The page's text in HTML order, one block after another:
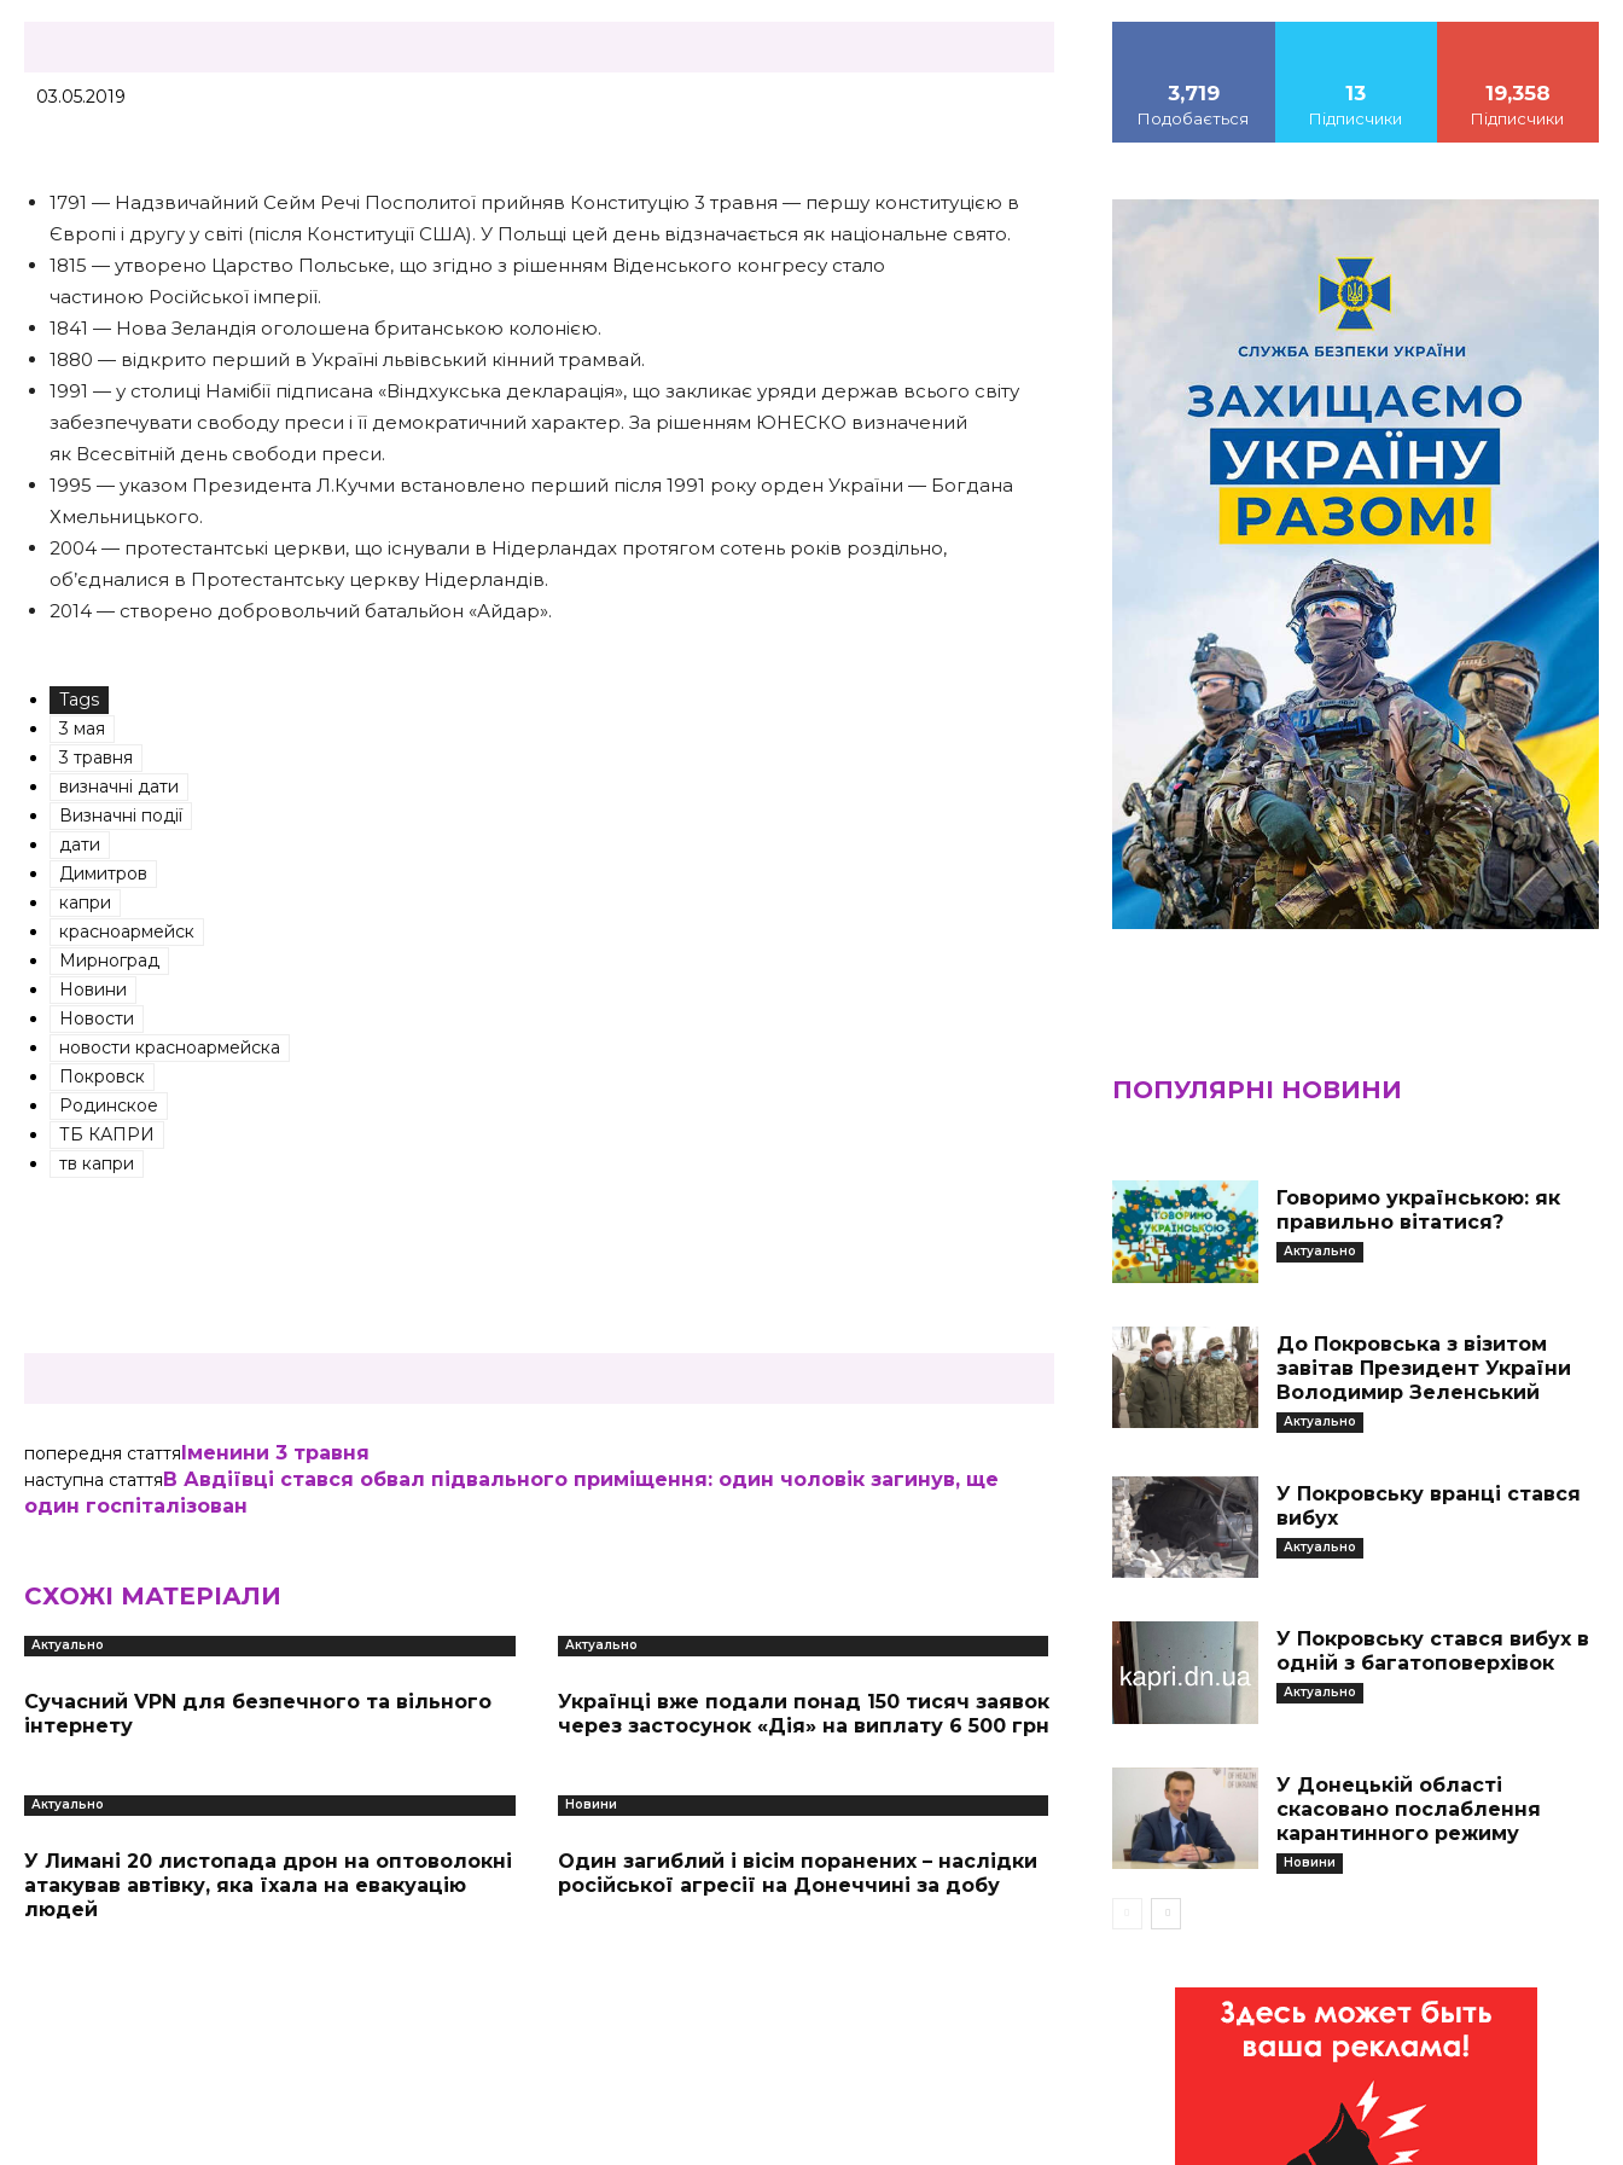
03.05.2019
1791 — Надзвичайний Сейм Речі Посполитої прийняв Конституцію 3 травня — першу конституцією в
Європі і другу у світі (після Конституції США). У Польщі цей день відзначається як національне свято.
1815 — утворено Царство Польське, що згідно з рішенням Віденського конгресу стало
частиною Російської імперії.
1841 — Нова Зеландія оголошена британською колонією.
1880 — відкрито перший в Україні львівський кінний трамвай.
1991 — у столиці Намібії підписана «Віндхукська декларація», що закликає уряди держав всього світу
забезпечувати свободу преси і її демократичний характер. За рішенням ЮНЕСКО визначений
як Всесвітній день свободи преси.
1995 — указом Президента Л.Кучми встановлено перший після 1991 року орден України — Богдана
Хмельницького.
2004 — протестантські церкви, що існували в Нідерландах протягом сотень років роздільно,
об’єдналися в Протестантську церкву Нідерландів.
2014 — створено добровольчий батальйон «Айдар».
Tags
3 мая
3 травня
визначні дати
Визначні події
дати
Димитров
капри
красноармейск
Мирноград
Новини
Новости
новости красноармейска
Покровск
Родинское
ТБ КАПРИ
тв капри
попередня статтяІменини 3 травня
наступна статтяВ Авдіївці стався обвал підвального приміщення: один чоловік загинув, ще
один госпіталізован
СХОЖІ МАТЕРІАЛИ
Актуально
Сучасний VPN для безпечного та вільного
інтернету
Актуально
Українці вже подали понад 150 тисяч заявок
через застосунок «Дія» на виплату 6 500 грн
Актуально
У Лимані 20 листопада дрон на оптоволокні
атакував автівку, яка їхала на евакуацію
людей
Новини
Один загиблий і вісім поранених – наслідки
російської агресії на Донеччині за добу
3,719
Подобається
13
Підписчики
19,358
Підписчики
ПОПУЛЯРНІ НОВИНИ
Говоримо українською: як
правильно вітатися?
Актуально
До Покровська з візитом
завітав Президент України
Володимир Зеленський
Актуально
У Покровську вранці стався
вибух
Актуально
У Покровську стався вибух в
одній з багатоповерхівок
Актуально
У Донецькій області
скасовано послаблення
карантинного режиму
Новини